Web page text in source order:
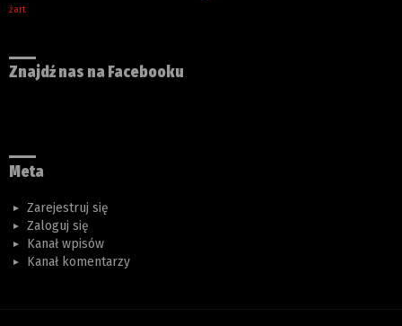
żart
Znajdź nas na Facebooku
Meta
Zarejestruj się
Zaloguj się
Kanał wpisów
Kanał komentarzy